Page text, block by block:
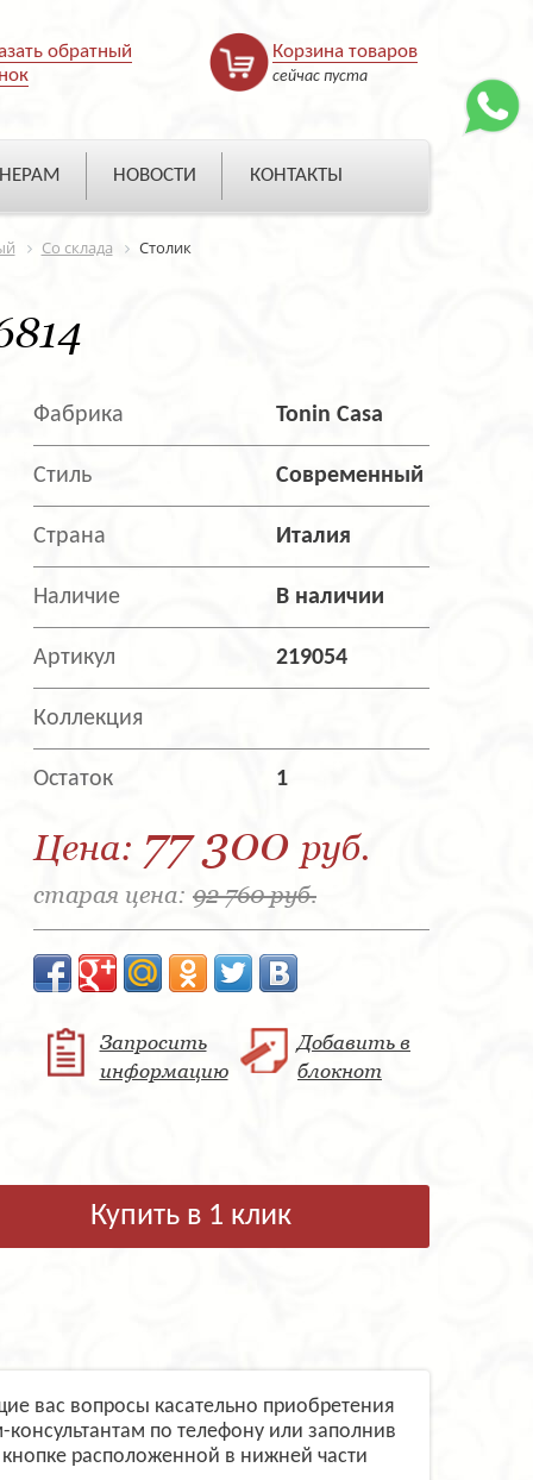
обратный
Корзина товаров
сейчас пуста
НОВОСТИ КОНТАКТЫ
Со склада Столик
Фабрика Tonin Casa
Стиль Современный
Страна Италия
Наличие В наличии
Артикул 219054
Коллекция
Остаток 1
Цена: 77 300 руб.
старая цена: 92 760 руб.
Запросить
информацию
Добавить в
блокнот
Купить в 1 клик
вас вопросы касательно приобретения
по телефону или заполнив
расположенной в нижней части